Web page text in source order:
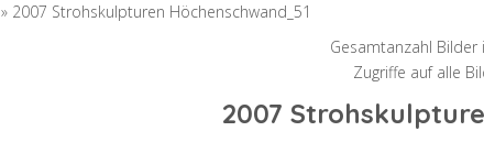
» 2007 Strohskulpturen Höchenschwand_51
Gesamtanzahl Bilder
Zugriffe auf alle
2007